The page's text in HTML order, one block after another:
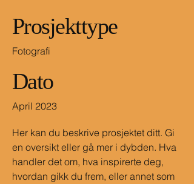
Prosjekttype
Fotografi
Dato
April 2023
Her kan du beskrive prosjektet ditt. Gi
en oversikt eller gå mer i dybden. Hva
handler det om, hva inspirerte deg,
hvordan gikk du frem, eller annet som